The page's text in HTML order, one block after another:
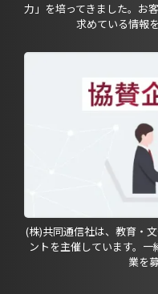
力」を培ってきました。お
求めている情報
(株)共同通信社は、教育・
ントを主催しています。
業を